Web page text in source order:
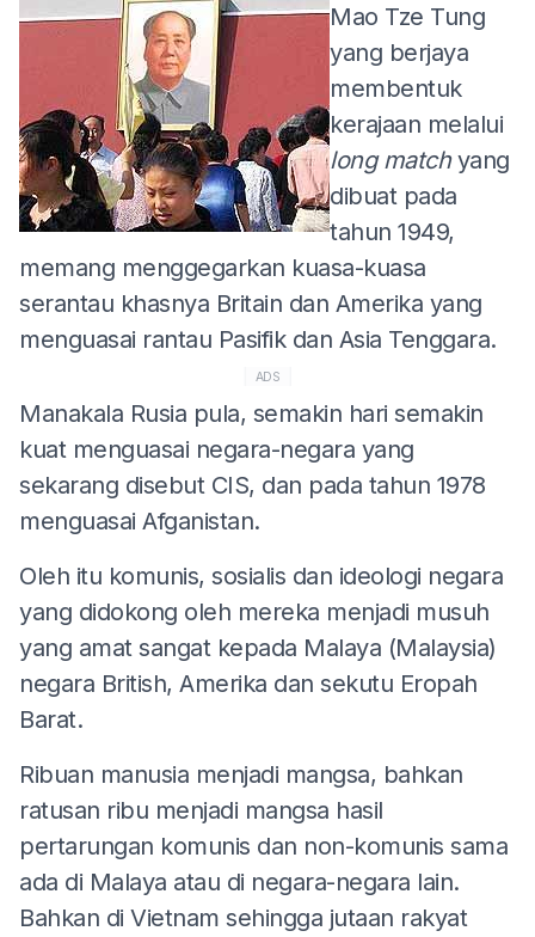
Mao Tze Tung
yang berjaya
membentuk
kerajaan melalui
long matchyang
dibuat pada
tahun 1949,
memang menggegarkan kuasa-kuasa
serantau khasnya Britain dan Amerika yang
menguasai rantau Pasifik dan Asia Tenggara.
ADS
Manakala Rusia pula, semakin hari semakin
kuat menguasai negara-negara yang
sekarang disebut CIS, dan pada tahun 1978
menguasai Afganistan.
Oleh itu komunis, sosialis dan ideologi negara
yang didokong oleh mereka menjadi musuh
yang amat sangat kepada Malaya (Malaysia)
negara British, Amerika dan sekutu Eropah
Barat.
Ribuan manusia menjadi mangsa, bahkan
ratusan ribu menjadi mangsa hasil
pertarungan komunis dan non-komunis sama
ada di Malaya atau di negara-negara lain.
Bahkan di Vietnam sehingga jutaan rakyat